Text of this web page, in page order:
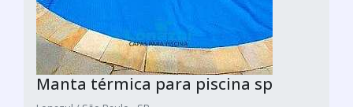
Manta térmica para piscina sp